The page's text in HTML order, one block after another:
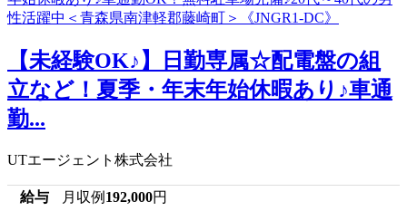
【未経験OK♪】日勤専属☆配電盤の組
立など！夏季・年末年始休暇あり♪車通
勤...
UTエージェント株式会社
給与 月収例 192,000円